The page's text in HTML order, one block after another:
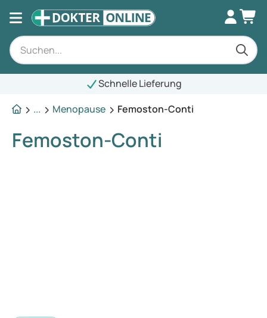
Schnelle Lieferung
...
Menopause Femoston-Conti
Femoston-Conti